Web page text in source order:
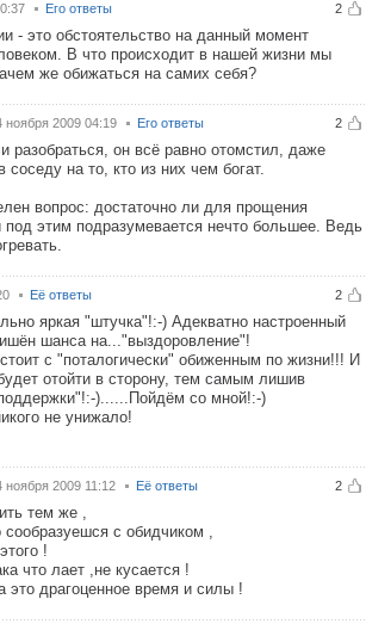
2
Его ответы
- это обстоятельство на данный момент
В что происходит в нашей жизни мы
же обижаться на самих себя?
2
ноября 2009 04:19 Его ответы
разобраться, он всё равно отомстил, даже
соседу на то, кто из них чем богат.
вопрос: достаточно ли для прощения
под этим подразумевается нечто большее. Ведь
2
Её ответы
яркая "штучка"!:-) Адекватно настроенный
шанса на..."выздоровление"!
с "поталогически" обиженным по жизни!!! И
отойти в сторону, тем самым лишив
)......Пойдём со мной!:-)
не унижало!
2
ноября 2009 11:12 Её ответы
тем же ,
с обидчиком ,
!
что лает ,не кусается !
это драгоценное время и силы !